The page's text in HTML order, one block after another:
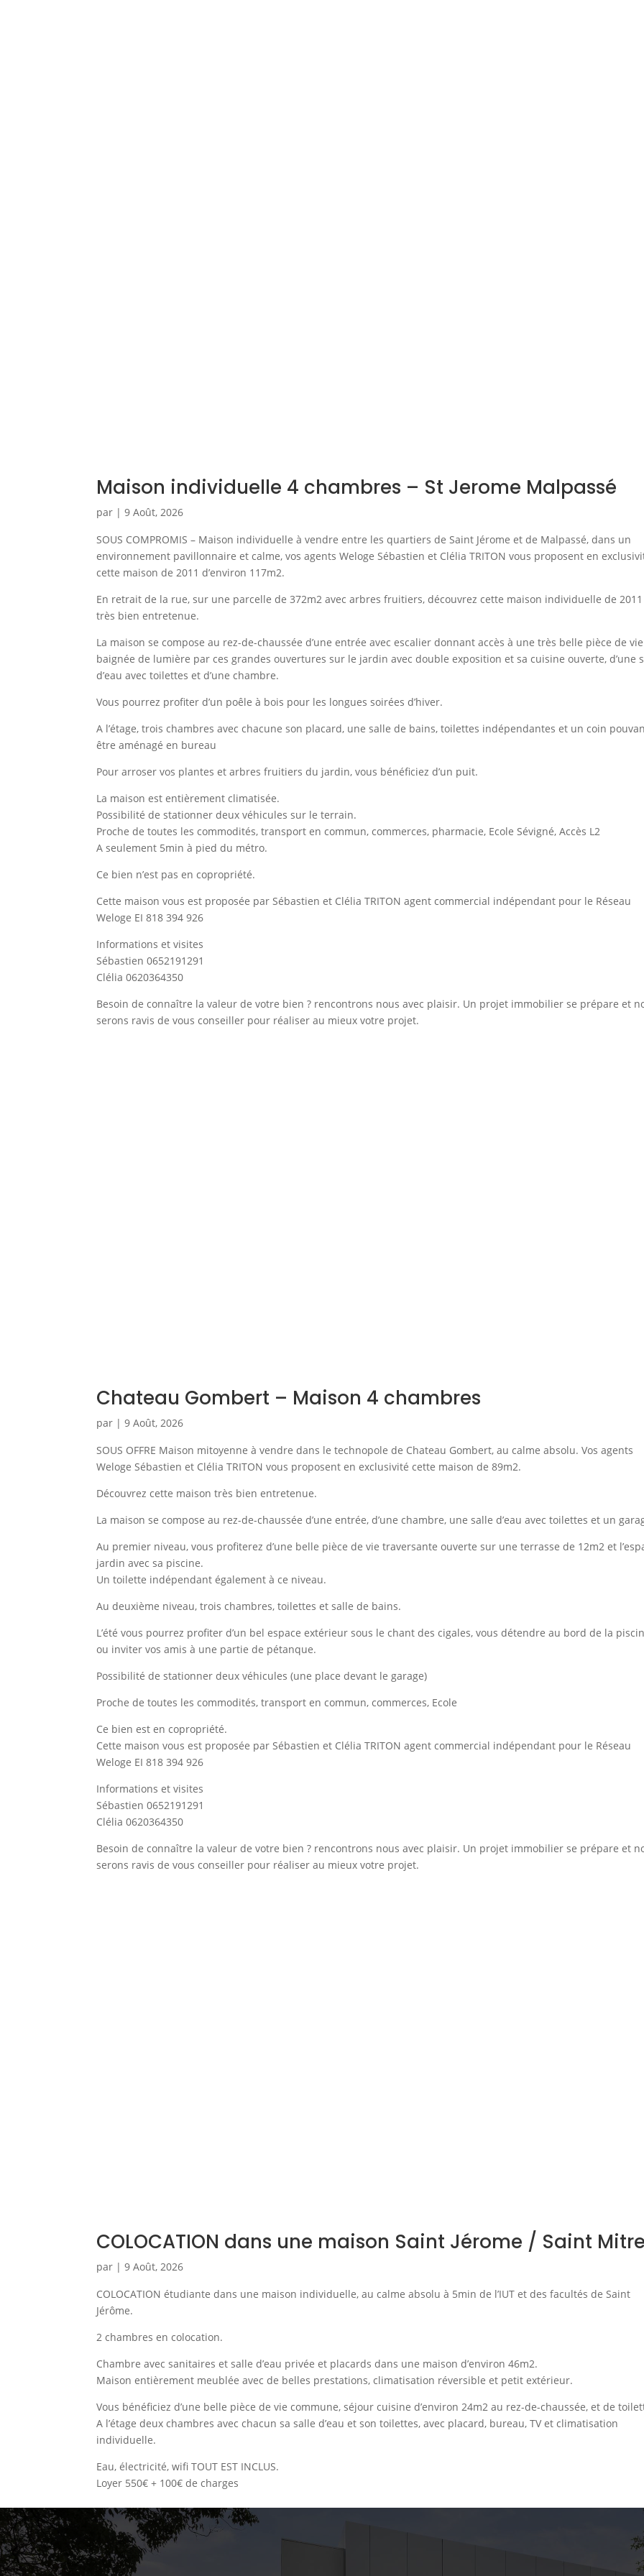
Maison individuelle 4 chambres – St Jerome Malpassé
par |9 Août, 2026
SOUS COMPROMIS – Maison individuelle à vendre entre les quartiers de Saint Jérome et de Malpassé, dans un
environnement pavillonnaire et calme, vos agents Weloge Sébastien et Clélia TRITON vous proposent en
cette maison de 2011 d’environ 117m2.
En retrait de la rue, sur une parcelle de 372m2 avec arbres fruitiers, découvrez cette maison individuelle de
très bien entretenue.
La maison se compose au rez-de-chaussée d’une entrée avec escalier donnant accès à une très belle pièce de vie
baignée de lumière par ces grandes ouvertures sur le jardin avec double exposition et sa cuisine ouverte, d’une
d’eau avec toilettes et d’une chambre.
Vous pourrez profiter d’un poêle à bois pour les longues soirées d’hiver.
A l’étage, trois chambres avec chacune son placard, une salle de bains, toilettes indépendantes et un coin
être aménagé en bureau
Pour arroser vos plantes et arbres fruitiers du jardin, vous bénéficiez d’un puit.
La maison est entièrement climatisée.
Possibilité de stationner deux véhicules sur le terrain.
Proche de toutes les commodités, transport en commun, commerces, pharmacie, Ecole Sévigné, Accès L2
A seulement 5min à pied du métro.
Ce bien n’est pas en copropriété.
Cette maison vous est proposée par Sébastien et Clélia TRITON agent commercial indépendant pour le Réseau
Weloge EI 818 394 926
Informations et visites
Sébastien 0652191291
Clélia 0620364350
Besoin de connaître la valeur de votre bien ? rencontrons nous avec plaisir. Un projet immobilier se prépare et
serons ravis de vous conseiller pour réaliser au mieux votre projet.
Chateau Gombert – Maison 4 chambres
par |9 Août, 2026
SOUS OFFRE Maison mitoyenne à vendre dans le technopole de Chateau Gombert, au calme absolu. Vos agents
Weloge Sébastien et Clélia TRITON vous proposent en exclusivité cette maison de 89m2.
Découvrez cette maison très bien entretenue.
La maison se compose au rez-de-chaussée d’une entrée, d’une chambre, une salle d’eau avec toilettes et un
Au premier niveau, vous profiterez d’une belle pièce de vie traversante ouverte sur une terrasse de 12m2 et
jardin avec sa piscine.
Un toilette indépendant également à ce niveau.
Au deuxième niveau, trois chambres, toilettes et salle de bains.
L’été vous pourrez profiter d’un bel espace extérieur sous le chant des cigales, vous détendre au bord de la
ou inviter vos amis à une partie de pétanque.
Possibilité de stationner deux véhicules (une place devant le garage)
Proche de toutes les commodités, transport en commun, commerces, Ecole
Ce bien est en copropriété.
Cette maison vous est proposée par Sébastien et Clélia TRITON agent commercial indépendant pour le Réseau
Weloge EI 818 394 926
Informations et visites
Sébastien 0652191291
Clélia 0620364350
Besoin de connaître la valeur de votre bien ? rencontrons nous avec plaisir. Un projet immobilier se prépare et
serons ravis de vous conseiller pour réaliser au mieux votre projet.
COLOCATION dans une maison Saint Jérome / Saint
par |9 Août, 2026
COLOCATION étudiante dans une maison individuelle, au calme absolu à 5min de l’IUT et des facultés de Saint
Jérôme.
2 chambres en colocation.
Chambre avec sanitaires et salle d’eau privée et placards dans une maison d’environ 46m2.
Maison entièrement meublée avec de belles prestations, climatisation réversible et petit extérieur.
Vous bénéficiez d’une belle pièce de vie commune, séjour cuisine d’environ 24m2 au rez-de-chaussée, et de
A l’étage deux chambres avec chacun sa salle d’eau et son toilettes, avec placard, bureau, TV et climatisation
individuelle.
Eau, électricité, wifi TOUT EST INCLUS.
Loyer 550€ + 100€ de charges